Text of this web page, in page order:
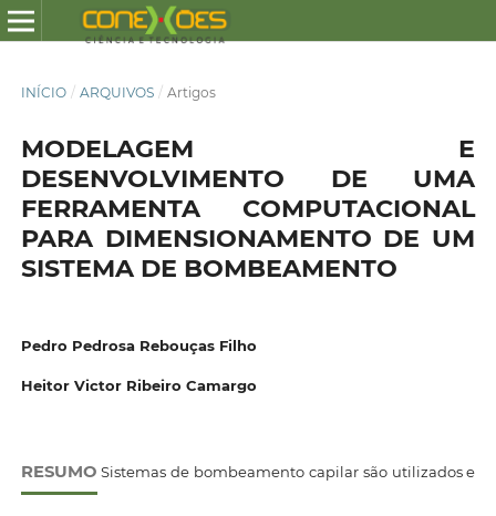
INÍCIO / ARQUIVOS / Artigos
MODELAGEM E
DESENVOLVIMENTO DE UMA
FERRAMENTA COMPUTACIONAL
PARA DIMENSIONAMENTO DE UM
SISTEMA DE BOMBEAMENTO
Pedro Pedrosa Rebouças Filho
Heitor Victor Ribeiro Camargo
RESUMO Sistemas de bombeamento capilar são utilizados e